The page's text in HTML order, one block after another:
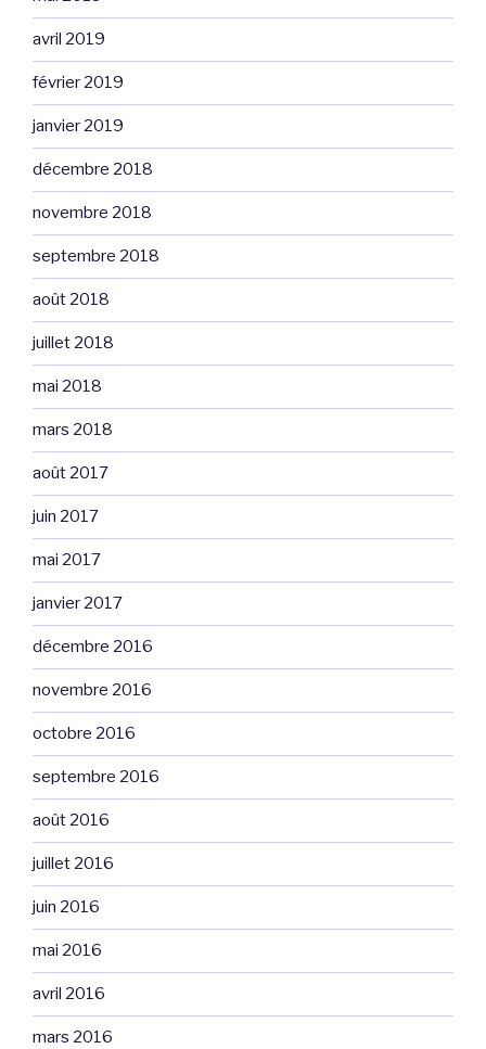
avril 2019
février 2019
janvier 2019
décembre 2018
novembre 2018
septembre 2018
août 2018
juillet 2018
mai 2018
mars 2018
août 2017
juin 2017
mai 2017
janvier 2017
décembre 2016
novembre 2016
octobre 2016
septembre 2016
août 2016
juillet 2016
juin 2016
mai 2016
avril 2016
mars 2016